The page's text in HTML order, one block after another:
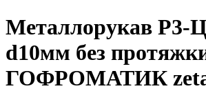
Металлорукав Р3-
d10мм без
ГОФРОМАТИК